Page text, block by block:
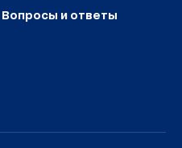
Вопросы и ответы